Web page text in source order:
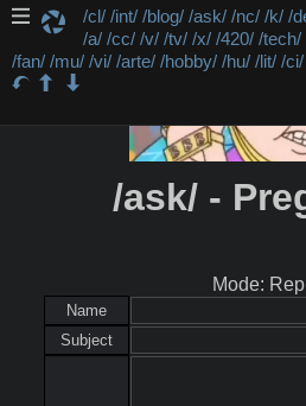
/cl/ /int/ /blog/ /ask/ /nc/ /k/ /
/a/ /cc/ /v/ /tv/ /x/ /420/ /tech/
/fan/ /mu/ /vi/ /arte/ /hobby/ /hu/ /lit/ /ci/
/ask/ -
Mode:
Name
Subject